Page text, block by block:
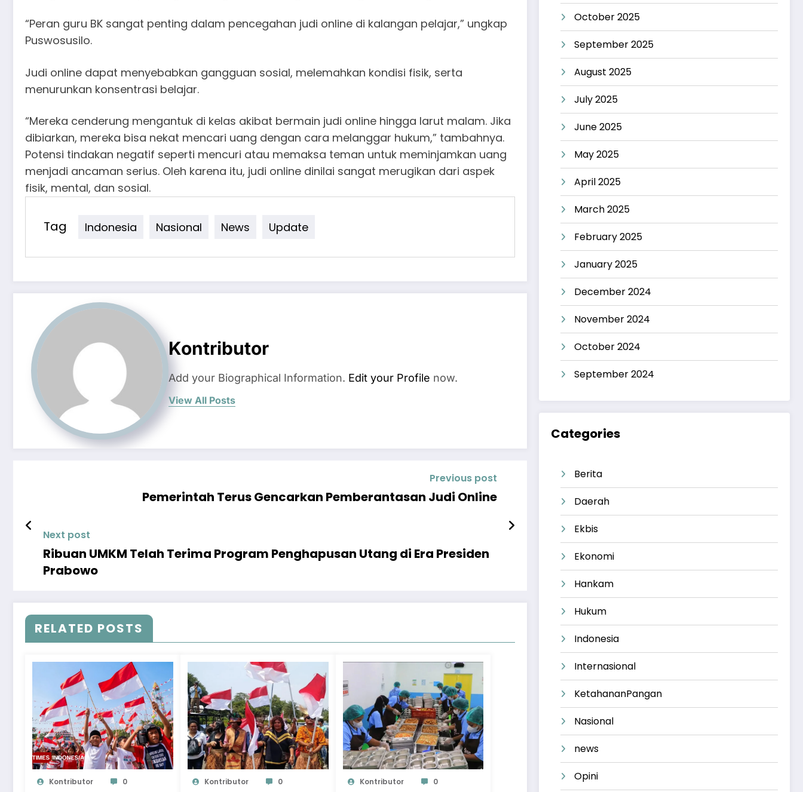
“Peran guru BK sangat penting dalam pencegahan judi online di kalangan pelajar,” ungkap
Puswosusilo.
Judi online dapat menyebabkan gangguan sosial, melemahkan kondisi fisik, serta
menurunkan konsentrasi belajar.
“Mereka cenderung mengantuk di kelas akibat bermain judi online hingga larut malam. Jika
dibiarkan, mereka bisa nekat mencari uang dengan cara melanggar hukum,” tambahnya.
Potensi tindakan negatif seperti mencuri atau memaksa teman untuk meminjamkan uang
menjadi ancaman serius. Oleh karena itu, judi online dinilai sangat merugikan dari aspek
fisik, mental, dan sosial.
Tag Indonesia Nasional News Update
Kontributor
Add your Biographical Information. Edit your Profile now.
View All Posts
Previous post
Pemerintah Terus Gencarkan Pemberantasan Judi Online
Next post
Ribuan UMKM Telah Terima Program Penghapusan Utang di Era Presiden
Prabowo
RELATED POSTS
Kontributor 0 Kontributor 0 Kontributor 0
October 2025
September 2025
August 2025
July 2025
June 2025
May 2025
April 2025
March 2025
February 2025
January 2025
December 2024
November 2024
October 2024
September 2024
Categories
Berita
Daerah
Ekbis
Ekonomi
Hankam
Hukum
Indonesia
Internasional
KetahananPangan
Nasional
news
Opini